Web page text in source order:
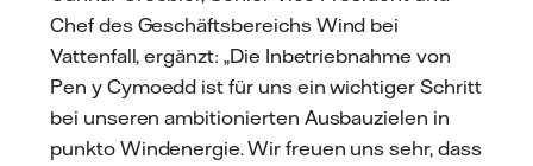
Chef des Geschäftsbereichs Wind bei
Vattenfall, ergänzt: „Die Inbetriebnahme von
Pen y Cymoedd ist für uns ein wichtiger Schritt
bei unseren ambitionierten Ausbauzielen in
punkto Windenergie. Wir freuen uns sehr, dass